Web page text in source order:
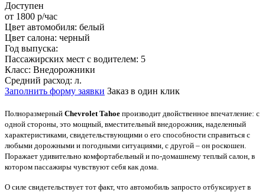
Доступен
от 1800 р/час
Цвет автомобиля: белый
Цвет салона: черный
Год выпуска:
Пассажирских мест с водителем: 5
Класс: Внедорожники
Средний расход: л.
Заполнить форму заявки Заказ в один клик
Полноразмерный Chevrolet Tahoe производит двойственное впечатление: с
одной стороны, это мощный, вместительный внедорожник, наделенный
характеристиками, свидетельствующими о его способности справиться с
любыми дорожными и погодными ситуациями, с другой – он роскошен.
Поражает удивительно комфортабельный и по-домашнему теплый салон, в
котором пассажиры чувствуют себя как дома.
О силе свидетельствует тот факт, что автомобиль запросто отбуксирует в